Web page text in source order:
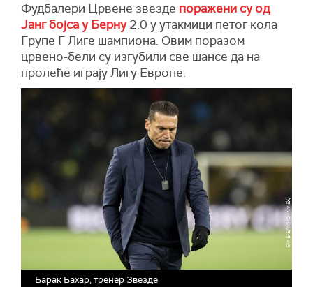
Фудбалери Црвене звезде поражени су од
Јанг бојса у Берну2:0 у утакмици петог кола
Групе Г Лиге шампиона. Овим поразом
црвено-бели су изгубили све шансе да на
пролеће играју Лигу Европе.
Барак Бахар, тренер Звезде